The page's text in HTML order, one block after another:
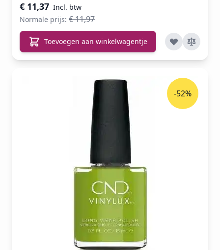
€ 11,37
Normale prijs: € 11,97
Toevoegen aan winkelwagentje
-52%